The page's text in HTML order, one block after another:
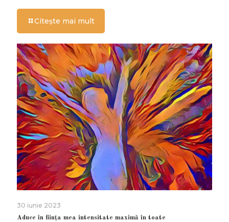
Citește mai mult
30 iunie 2023
Aduce în ființa mea intensitate maximă în toate